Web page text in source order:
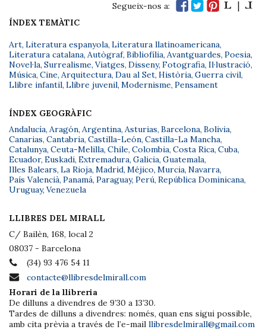
Segueix-nos a:
ÍNDEX TEMÀTIC
Art, Literatura espanyola, Literatura llatinoamericana,
Literatura catalana, Autògraf, Bibliofília, Avantguardes, Poesia,
Novel·la, Surrealisme, Viatges, Disseny, Fotografia, Il·lustració,
Música, Cine, Arquitectura, Dau al Set, Història, Guerra civil,
Llibre infantil, Llibre juvenil, Modernisme, Pensament
ÍNDEX GEOGRÀFIC
Andalucía, Aragón, Argentina, Asturias, Barcelona, Bolivia,
Canarias, Cantabria, Castilla-León, Castilla-La Mancha,
Catalunya, Ceuta-Melilla, Chile, Colombia, Costa Rica, Cuba,
Ecuador, Euskadi, Extremadura, Galicia, Guatemala,
Illes Balears, La Rioja, Madrid, Méjico, Murcia, Navarra,
País Valencià, Panamá, Paraguay, Perú, República Dominicana,
Uruguay, Venezuela
LLIBRES DEL MIRALL
C/ Bailèn, 168, local 2
08037 - Barcelona
(34) 93 476 54 11
contacte@llibresdelmirall.com
Horari de la llibreria
De dilluns a divendres de 9’30 a 13’30.
Tardes de dilluns a divendres: només, quan ens sigui possible,
amb cita prèvia a través de l’e-mail llibresdelmirall@gmail.com